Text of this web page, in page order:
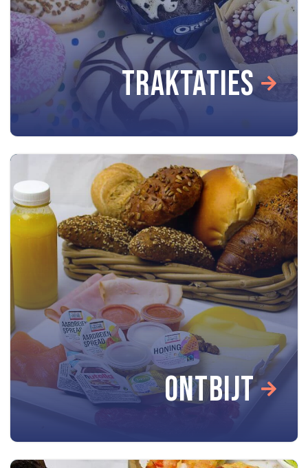
TRAKTATIES
ONTBIJT